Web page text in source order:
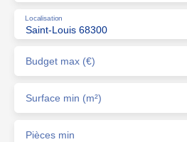
Saint-Louis 68300
Localisation
Budget max (€)
Surface min (m²)
Pièces min